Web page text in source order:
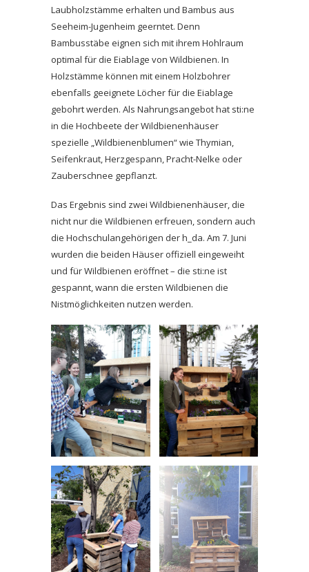
Laubholzstämme erhalten und Bambus aus
Seeheim-Jugenheim geerntet. Denn
Bambusstäbe eignen sich mit ihrem Hohlraum
optimal für die Eiablage von Wildbienen. In
Holzstämme können mit einem Holzbohrer
ebenfalls geeignete Löcher für die Eiablage
gebohrt werden. Als Nahrungsangebot hat sti:ne
in die Hochbeete der Wildbienenhäuser
spezielle „Wildbienenblumen“ wie Thymian,
Seifenkraut, Herzgespann, Pracht-Nelke oder
Zauberschnee gepflanzt.
Das Ergebnis sind zwei Wildbienenhäuser, die
nicht nur die Wildbienen erfreuen, sondern auch
die Hochschulangehörigen der h_da. Am 7. Juni
wurden die beiden Häuser offiziell eingeweiht
und für Wildbienen eröffnet – die sti:ne ist
gespannt, wann die ersten Wildbienen die
Nistmöglichkeiten nutzen werden.